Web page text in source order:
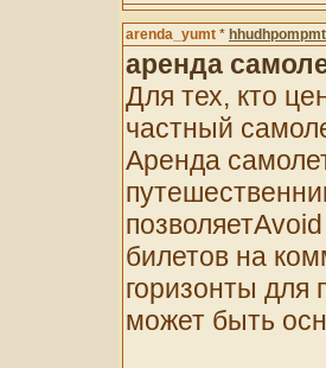
arenda_yumt *
аренда
Для тех, кто
частный
Аренда
билетов на
горизонты для
может быть